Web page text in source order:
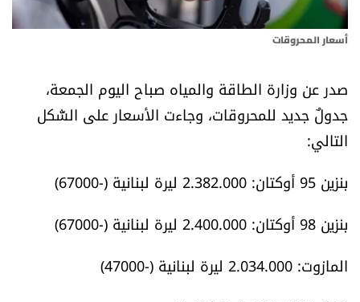
نداء القرّاء
كتّابنا
تحت المجهر
آراء
اقتصاد
أسعار المحروقات
صدر عن وزارة الطاقة والمياه صباح اليوم الجمعة،
جدولٌ جديد للمحروقات، وجاءت الأسعار على الشّكل
التالي:
بنزين 95 أوكتان: 2.382.000 ليرة لبنانية (-67000)
بنزين 98 أوكتان: 2.400.000 ليرة لبنانية (-67000)
المازوت: 2.034.000 ليرة لبنانية (-47000)